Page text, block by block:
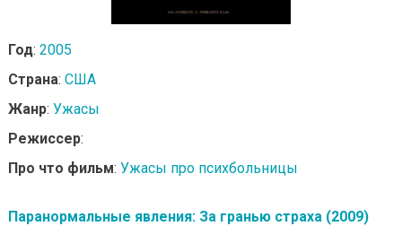
Год: 2005
Страна: США
Жанр: Ужасы
Режиссер:
Про что фильм: Ужасы про психбольницы
Паранормальные явления: За гранью страха (2009)